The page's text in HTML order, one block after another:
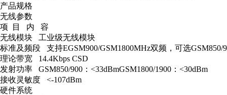
产品规格
无线参数
项 目 内 容
无线模块 工业级无线模块
标准及频段 支持EGSM900/GSM1800MHz双频，可选GSM850/
理论带宽 14.4Kbps CSD
发射功率 GSM850/900：<33dBmGSM1800/1900：<30dBm
接收灵敏度 <-107dBm
硬件系统